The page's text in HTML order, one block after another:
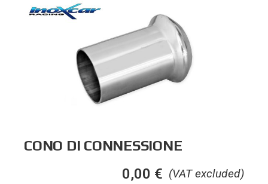
CONO DI CONNESSIONE
(VAT excluded)
0,00 €